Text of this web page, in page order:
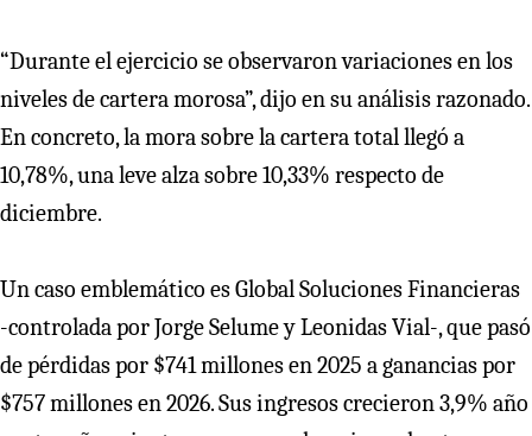
“Durante el ejercicio se observaron variaciones en los
niveles de cartera morosa”, dijo en su análisis razonado.
En concreto, la mora sobre la cartera total llegó a
10,78%, una leve alza sobre 10,33% respecto de
diciembre.
Un caso emblemático es Global Soluciones Financieras
-controlada por Jorge Selume y Leonidas Vial-, que pasó
de pérdidas por $741 millones en 2025 a ganancias por
$757 millones en 2026. Sus ingresos crecieron 3,9% año